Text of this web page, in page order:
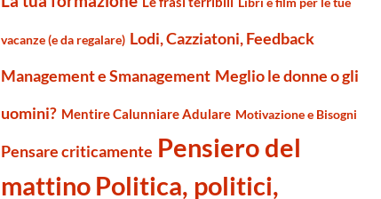
vacanze (e da regalare) Lodi, Cazziatoni, Feedback
Management e Smanagement Meglio le donne o gli
uomini? Mentire Calunniare Adulare Motivazione e Bisogni
Pensare criticamente Pensiero del
mattino Politica, politici,